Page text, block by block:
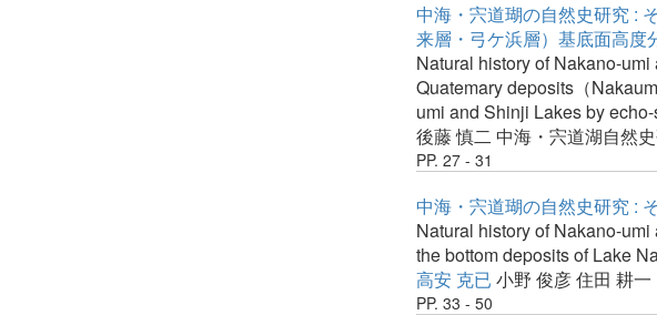
中海・宍道瑚の自然史研究 :
来層・弓ケ浜層）基底面高度
Natural history of Nakano-
Quatemary deposits（
umi and Shinji Lakes by
後藤 慎二 中海・宍道湖自然
PP. 27 - 31
中海・宍道瑚の自然史研究 :
Natural history of Nakano-
the bottom deposits of Lake
高安 克已 小野 俊彦住田 耕一
PP. 33 - 50